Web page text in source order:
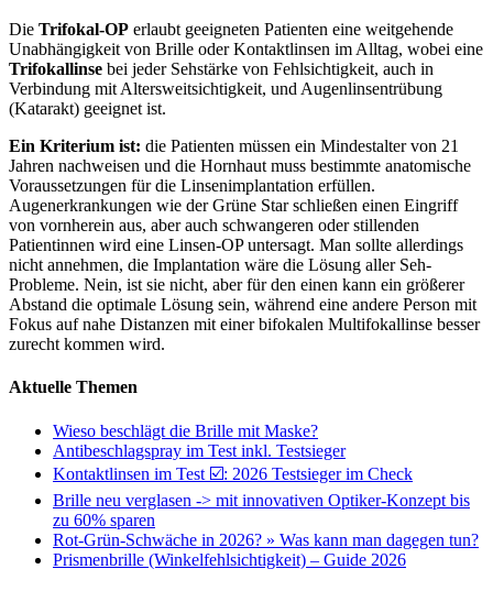
Die Trifokal-OP erlaubt geeigneten Patienten eine weitgehende
Unabhängigkeit von Brille oder Kontaktlinsen im Alltag, wobei eine
Trifokallinse bei jeder Sehstärke von Fehlsichtigkeit, auch in
Verbindung mit Altersweitsichtigkeit, und Augenlinsentrübung
(Katarakt) geeignet ist.
Ein Kriterium ist: die Patienten müssen ein Mindestalter von 21
Jahren nachweisen und die Hornhaut muss bestimmte anatomische
Voraussetzungen für die Linsenimplantation erfüllen.
Augenerkrankungen wie der Grüne Star schließen einen Eingriff
von vornherein aus, aber auch schwangeren oder stillenden
Patientinnen wird eine Linsen-OP untersagt. Man sollte allerdings
nicht annehmen, die Implantation wäre die Lösung aller Seh-
Probleme. Nein, ist sie nicht, aber für den einen kann ein größerer
Abstand die optimale Lösung sein, während eine andere Person mit
Fokus auf nahe Distanzen mit einer bifokalen Multifokallinse besser
zurecht kommen wird.
Aktuelle Themen
Wieso beschlägt die Brille mit Maske?
Antibeschlagspray im Test inkl. Testsieger
Kontaktlinsen im Test ☑️: 2026 Testsieger im Check
Brille neu verglasen -> mit innovativen Optiker-Konzept bis
zu 60% sparen
Rot-Grün-Schwäche in 2026? » Was kann man dagegen tun?
Prismenbrille (Winkelfehlsichtigkeit) – Guide 2026